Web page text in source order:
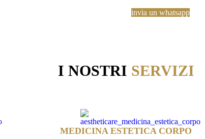
invia un whatsapp
I NOSTRI SERVIZI
MEDICINA ESTETICA CORPO